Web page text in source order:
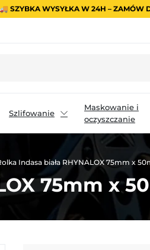
🚚 SZYBKA WYSYŁKA W 24H – ZAMÓW
Szlifowanie
Maskowanie i
oczyszczanie
Indasa biała RHYNALOX 75mm x
75mm x